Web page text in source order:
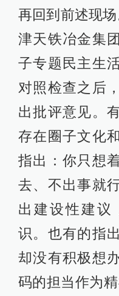
再回到前述现
津天铁冶金集
子专题民主生
对照检查之后
出批评意见。
存在圈子文化
指出：你只想
去、不出事就
出建设性建议
识。也有的指
却没有积极想
码的担当作为